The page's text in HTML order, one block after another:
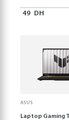
49 DH
ASUS
Laptop Gaming